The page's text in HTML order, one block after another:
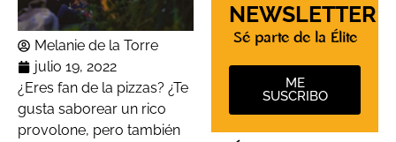
Melanie de la Torre
julio 19, 2022
¿Eres fan de la pizzas? ¿Te
gusta saborear un rico
provolone, pero también
NEWSLETTER
Sé parte de la Élite
ME
SUSCRIBO